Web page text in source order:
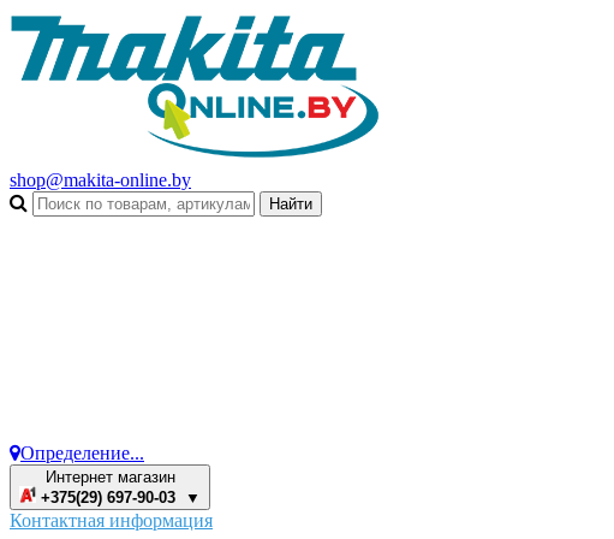
shop@makita-online.by
Определение...
Интернет магазин
+375(29) 697-90-03 ▼
Контактная информация